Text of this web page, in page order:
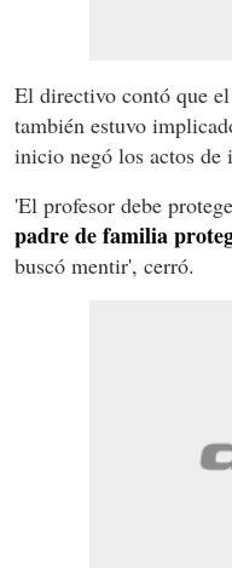
El directivo contó que
también estuvo
inicio negó los actos de
'El profesor debe
padre de familia
buscó mentir', cerró.